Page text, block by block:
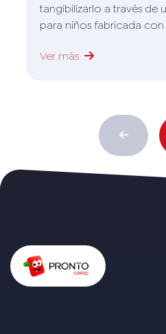
tangibilizarlo a través de
para niños fabricada con
reciclaje de bidones de
Ver más